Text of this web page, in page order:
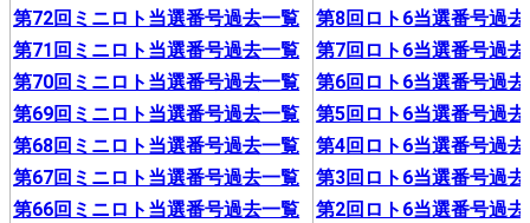
第72回ミニロト当選番号過去一覧
第71回ミニロト当選番号過去一覧
第70回ミニロト当選番号過去一覧
第69回ミニロト当選番号過去一覧
第68回ミニロト当選番号過去一覧
第67回ミニロト当選番号過去一覧
第66回ミニロト当選番号過去一覧
第8回ロト6当選番号過
第7回ロト6当選番号過
第6回ロト6当選番号過
第5回ロト6当選番号過
第4回ロト6当選番号過
第3回ロト6当選番号過
第2回ロト6当選番号過